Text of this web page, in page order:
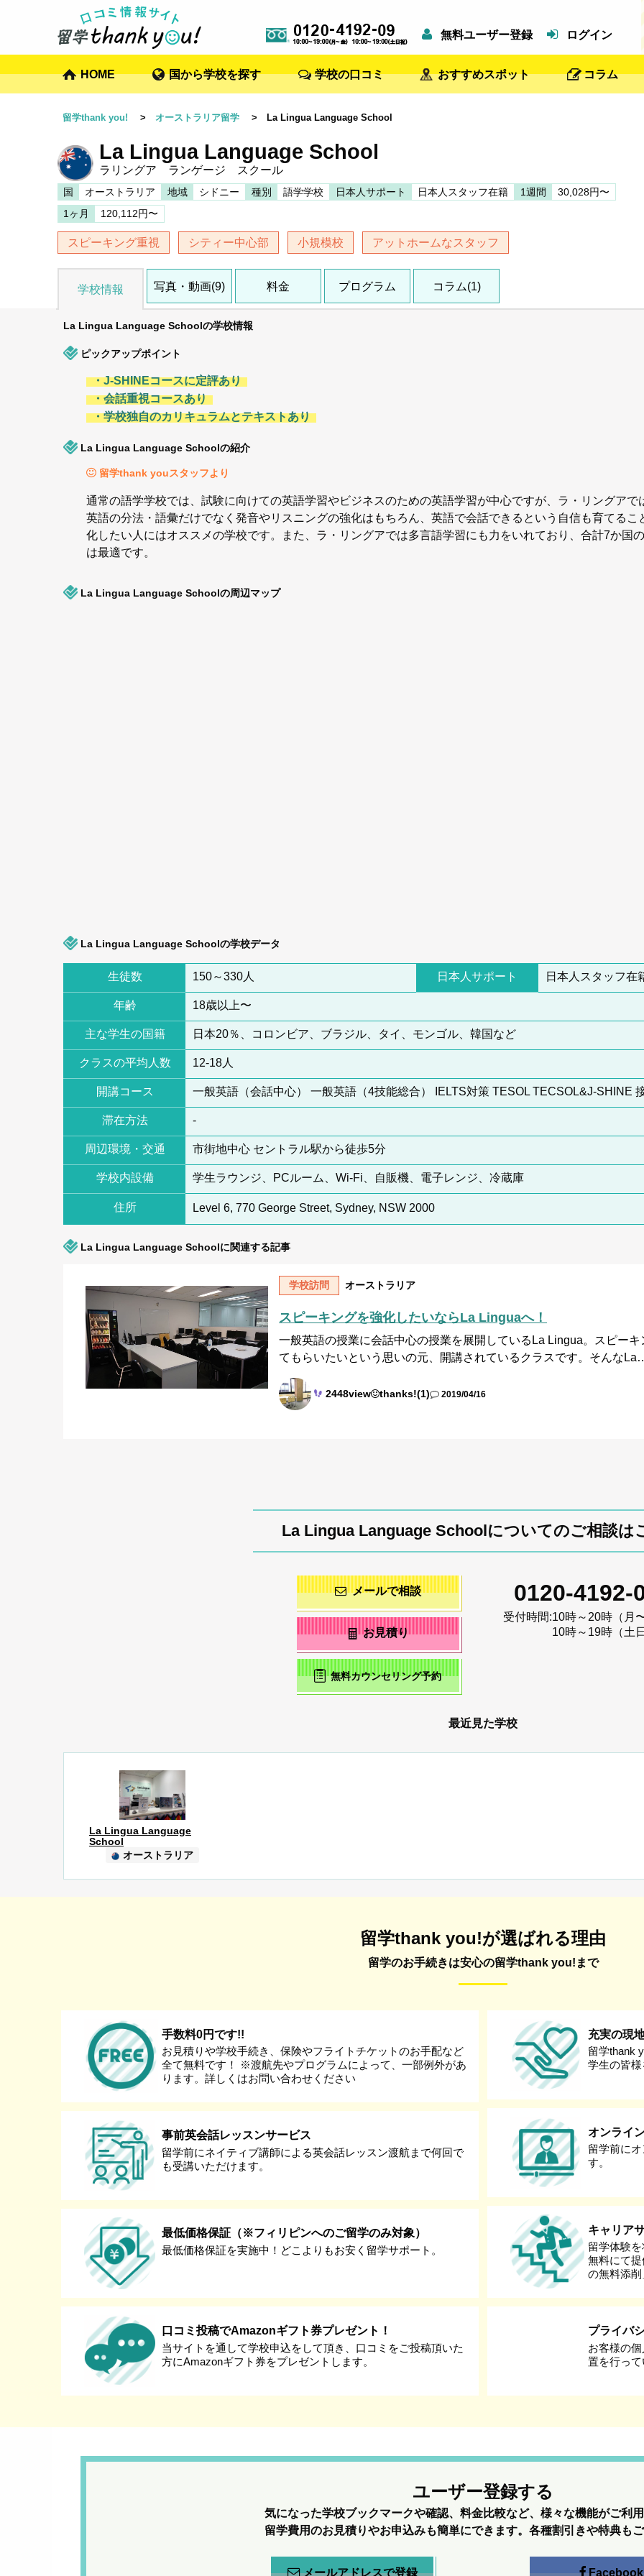
無料ユーザー登録 ログイン
HOME 国から学校を探す 学校の口コミ おすすめスポット コラム
留学thank you! > オーストラリア留学 > La Lingua Language School
La Lingua Language School
ラリングア ランゲージ スクール
国 オーストラリア 地域 シドニー 種別 語学学校 日本人サポート 日本人スタッフ在籍 1週間
30,028円〜
1ヶ月
120,112円〜
スピーキング重視 シティー中心部 小規模校 アットホームなスタッフ
学校情報 写真・動画(9) 料金 プログラム コラム(1)
La Lingua Language Schoolの学校情報
ピックアップポイント
・J-SHINEコースに定評あり
・会話重視コースあり
・学校独自のカリキュラムとテキストあり
La Lingua Language Schoolの紹介
留学thank youスタッフより
通常の語学学校では、試験に向けての英語学習やビジネスのための英語学習が中心ですが、ラ・リングアで
英語の分法・語彙だけでなく発音やリスニングの強化はもちろん、英語で会話できるという自信も育てる
化したい人にはオススメの学校です。また、ラ・リングアでは多言語学習にも力をいれており、合計7か国
は最適です。
La Lingua Language Schoolの周辺マップ
La Lingua Language Schoolの学校データ
生徒数 150～330人 日本人サポート 日本人スタッフ在
年齢 18歳以上〜
主な学生の国籍 日本20％、コロンビア、ブラジル、タイ、モンゴル、韓国など
クラスの平均人数 12-18人
開講コース 一般英語（会話中心） 一般英語（4技能総合） IELTS対策 TESOL TECSOL&J-SHINE
滞在方法 -
周辺環境・交通 市街地中心 セントラル駅から徒歩5分
学校内設備 学生ラウンジ、PCルーム、Wi-Fi、自販機、電子レンジ、冷蔵庫
住所 Level 6, 770 George Street, Sydney, NSW 2000
La Lingua Language Schoolに関連する記事
学校訪問 オーストラリア
スピーキングを強化したいならLa Linguaへ！
一般英語の授業に会話中心の授業を展開しているLa Lingua。スピー
てもらいたいという思いの元、開講されているクラスです。そんな
2448view thanks!(1) 2019/04/16
La Lingua Language Schoolについてのご相談は
メールで相談
お見積り
無料カウンセリング予約
0120-4192-
受付時間:10時～20時（月
10時～19時（土
最近見た学校
La Lingua Language
School
オーストラリア
留学thank you!が選ばれる理由
留学のお手続きは安心の留学thank you!まで
手数料0円です!!
お見積りや学校手続き、保険やフライトチケットのお手配など
全て無料です！ ※渡航先やプログラムによって、一部例外があ
ります。詳しくはお問い合わせください
事前英会話レッスンサービス
留学前にネイティブ講師による英会話レッスン渡航まで何回で
も受講いただけます。
最低価格保証（※フィリピンへのご留学のみ対象）
最低価格保証を実施中！どこよりもお安く留学サポート。
口コミ投稿でAmazonギフト券プレゼント！
当サイトを通して学校申込をして頂き、口コミをご投稿頂いた
方にAmazonギフト券をプレゼントします。
充実の現
留学thank
学生の皆様
オンライ
留学前に
す。
キャリア
留学体験
無料にて
の無料添削
プライバ
お客様の
置を行って
ユーザー登録する
気になった学校ブックマークや確認、料金比較など、様々な機能がご利用
留学費用のお見積りやお申込みも簡単にできます。各種割引きや特典もご
メールアドレスで登録 Facebook